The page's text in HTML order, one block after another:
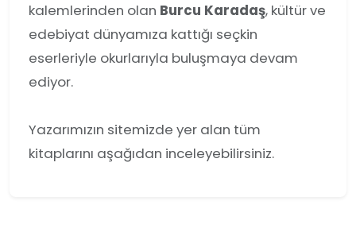
kalemlerinden olan Burcu Karadaş, kültür ve
edebiyat dünyamıza kattığı seçkin
eserleriyle okurlarıyla buluşmaya devam
ediyor.
Yazarımızın sitemizde yer alan tüm
kitaplarını aşağıdan inceleyebilirsiniz.